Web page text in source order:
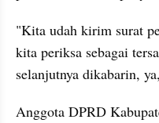
"Kita udah kirim surat
kita periksa sebagai
selanjutnya dikabarin,
Anggota DPRD